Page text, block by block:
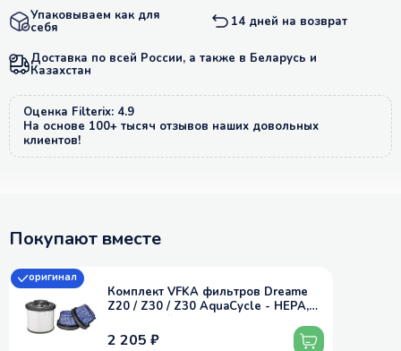
Упаковываем как для
себя 14 дней на возврат
Доставка по всей России, а также в Беларусь и
Казахстан
Оценка Filterix: 4.9
На основе 100+ тысяч отзывов наших довольных
клиентов!
Покупают вместе
Комплект VFKA фильтров Dreame
Z20 / Z30 / Z30 AquaCycle - HEPA,
первичный, оригинал
оригинал
2 205 ₽